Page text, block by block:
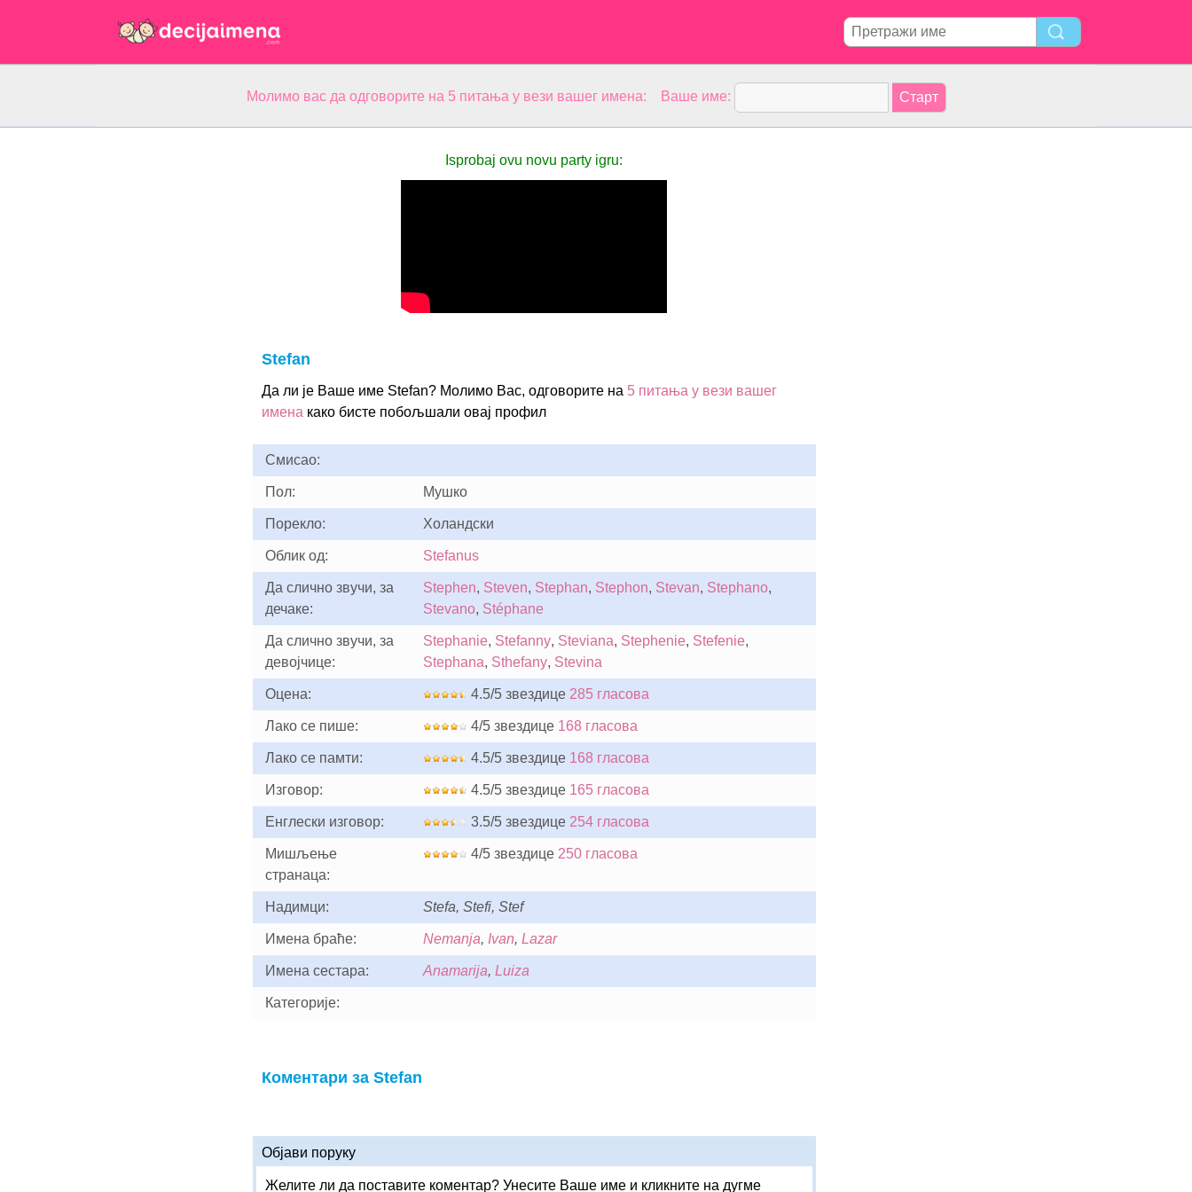
Молимо вас да одговорите на 5 питања у вези вашег имена: Ваше име:
Isprobaj ovu novu party igru:
Stefan
Да ли је Ваше име Stefan? Молимо Вас, одговорите на 5 питања у вези вашег
имена како бисте побољшали овај профил
Смисао:
Пол: Мушко
Порекло: Холандски
Облик од: Stefanus
Да слично звучи, за
дечаке:
Stephen, Steven, Stephan, Stephon, Stevan, Stephano,
Stevano, Stéphane
Да слично звучи, за
девојчице:
Stephanie, Stefanny, Steviana, Stephenie, Stefenie,
Stephana, Sthefany, Stevina
Оцена: 4.5/5 звездице 285 гласова
Лако се пише: 4/5 звездице 168 гласова
Лако се памти: 4.5/5 звездице 168 гласова
Изговор: 4.5/5 звездице 165 гласова
Енглески изговор: 3.5/5 звездице 254 гласова
Мишљење
странаца:
4/5 звездице 250 гласова
Надимци: Stefa, Stefi, Stef
Имена браће: Nemanja, Ivan, Lazar
Имена сестара: Anamarija, Luiza
Категорије:
Коментари за Stefan
Објави поруку
Желите ли да поставите коментар? Унесите Ваше име и кликните на дугме